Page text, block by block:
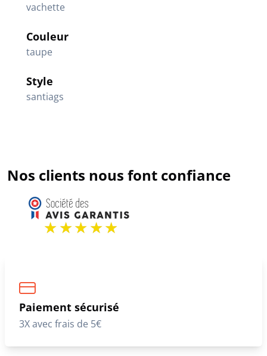
vachette
Couleur
taupe
Style
santiags
Nos clients nous font confiance
Paiement sécurisé
3X avec frais de 5€